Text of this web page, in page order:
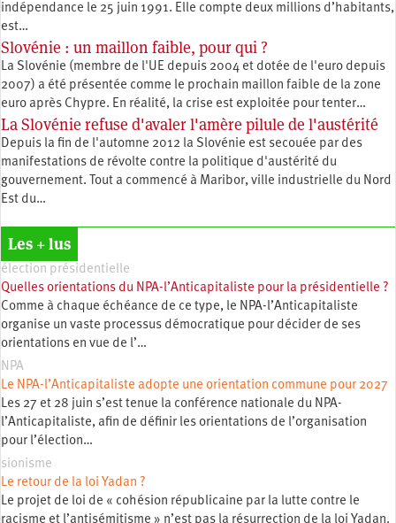
indépendance le 25 juin 1991. Elle compte deux millions d’habitants,
est…
Slovénie : un maillon faible, pour qui ?
La Slovénie (membre de l'UE depuis 2004 et dotée de l'euro depuis
2007) a été présentée comme le prochain maillon faible de la zone
euro après Chypre. En réalité, la crise est exploitée pour tenter…
La Slovénie refuse d'avaler l'amère pilule de l'austérité
Depuis la fin de l'automne 2012 la Slovénie est secouée par des
manifestations de révolte contre la politique d'austérité du
gouvernement. Tout a commencé à Maribor, ville industrielle du Nord
Est du…
Les + lus
élection présidentielle
Quelles orientations du NPA-l’Anticapitaliste pour la présidentielle ?
Comme à chaque échéance de ce type, le NPA-l’Anticapitaliste
organise un vaste processus démocratique pour décider de ses
orientations en vue de l’…
NPA
Le NPA-l’Anticapitaliste adopte une orientation commune pour 2027
Les 27 et 28 juin s’est tenue la conférence nationale du NPA-
l’Anticapitaliste, afin de définir les orientations de l’organisation
pour l’élection…
sionisme
Le retour de la loi Yadan ?
Le projet de loi de « cohésion républicaine par la lutte contre le
racisme et l’antisémitisme » n’est pas la résurrection de la loi Yadan.